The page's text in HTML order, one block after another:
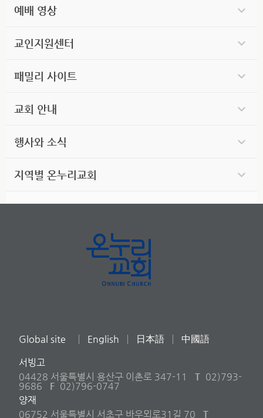
예배 영상
교인지원센터
패밀리 사이트
교회 안내
행사와 소식
지역별 온누리교회
Global site English 日本語 中國語
서빙고
04428 서울특별시 용산구 이촌로 347-11
T 02)793-
9686
F 02)796-0747
양재
06752 서울특별시 서초구 바우뫼로31길 70
T